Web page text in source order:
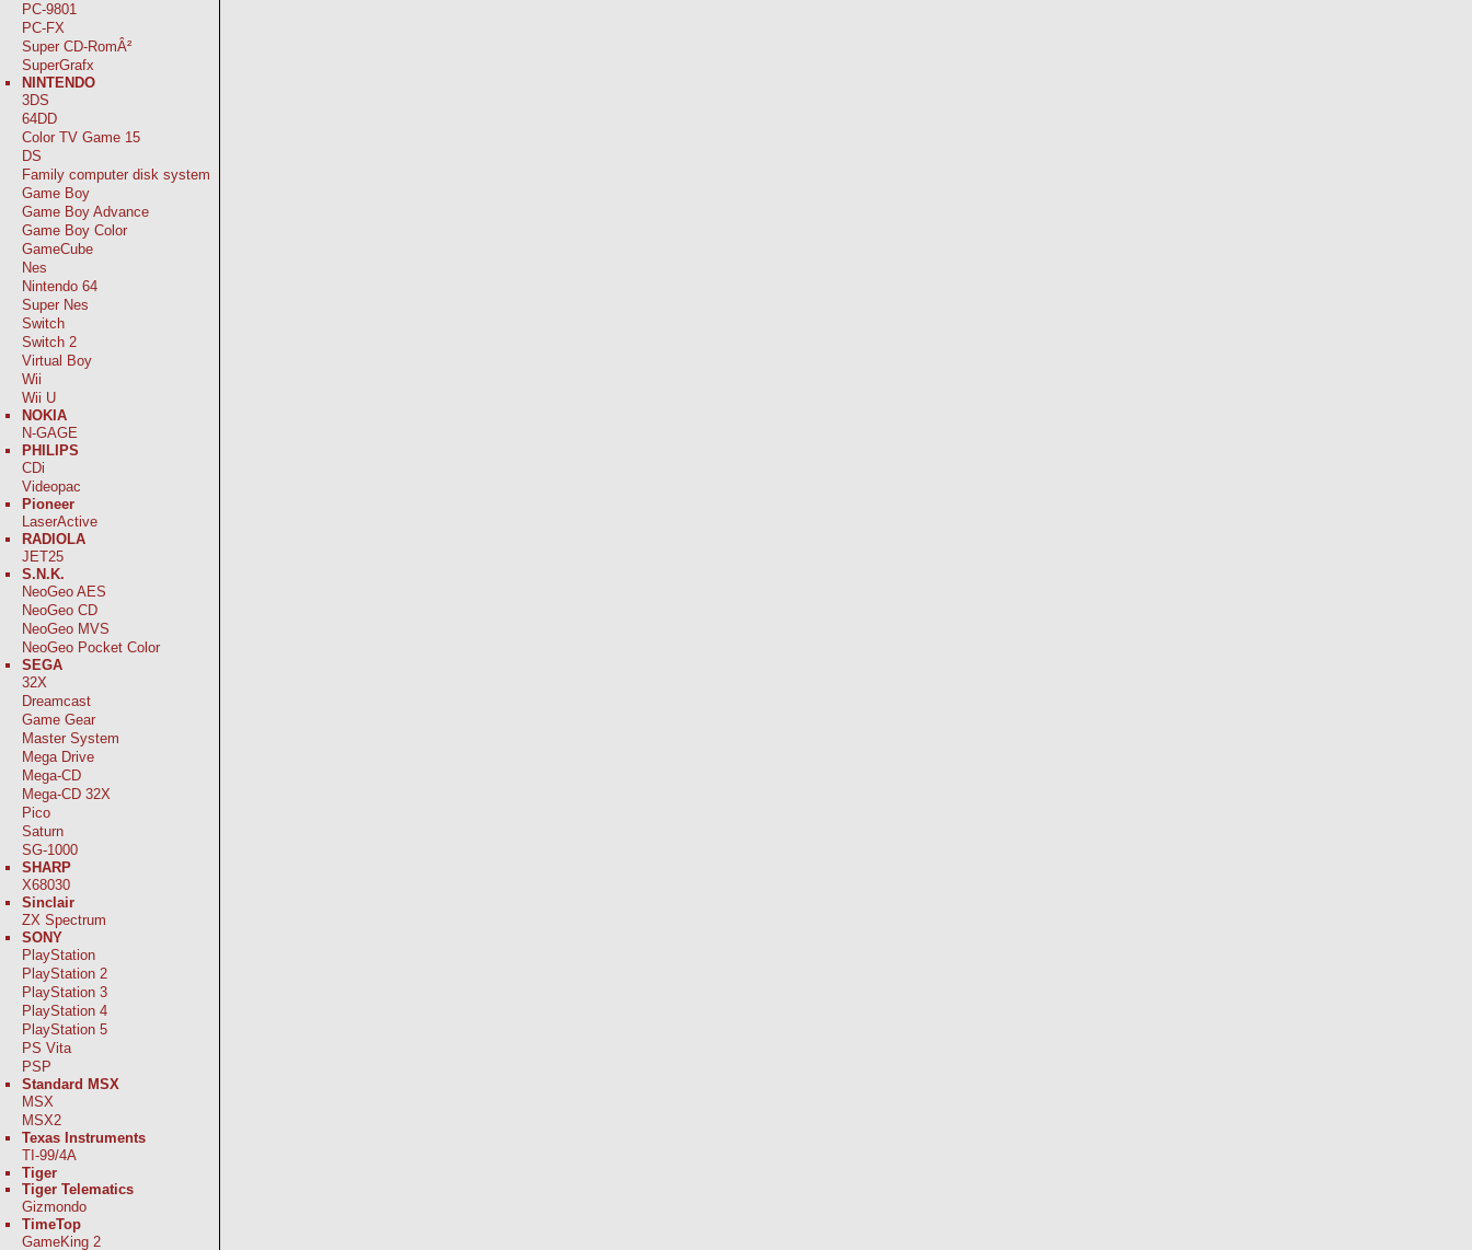
PC-9801
PC-FX
Super CD-RomÂ²
SuperGrafx
NINTENDO
3DS
64DD
Color TV Game 15
DS
Family computer disk system
Game Boy
Game Boy Advance
Game Boy Color
GameCube
Nes
Nintendo 64
Super Nes
Switch
Switch 2
Virtual Boy
Wii
Wii U
NOKIA
N-GAGE
PHILIPS
CDi
Videopac
Pioneer
LaserActive
RADIOLA
JET25
S.N.K.
NeoGeo AES
NeoGeo CD
NeoGeo MVS
NeoGeo Pocket Color
SEGA
32X
Dreamcast
Game Gear
Master System
Mega Drive
Mega-CD
Mega-CD 32X
Pico
Saturn
SG-1000
SHARP
X68030
Sinclair
ZX Spectrum
SONY
PlayStation
PlayStation 2
PlayStation 3
PlayStation 4
PlayStation 5
PS Vita
PSP
Standard MSX
MSX
MSX2
Texas Instruments
TI-99/4A
Tiger
Tiger Telematics
Gizmondo
TimeTop
GameKing 2